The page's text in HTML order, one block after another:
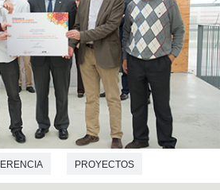
PROYECTOS